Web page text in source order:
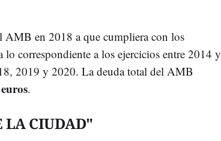
AMB en 2018 a que cumpliera con los
correspondiente a los ejercicios entre 2014 y
2019 y 2020. La deuda total del AMB
.
LA CIUDAD"